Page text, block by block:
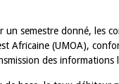
semestre donné, les
Africaine (UMOA),
des informations